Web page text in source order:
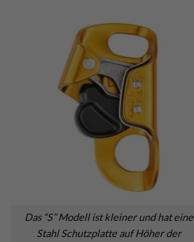
Das “S” Modell ist kleiner und hat eine
Stahl Schutzplatte auf Höher der